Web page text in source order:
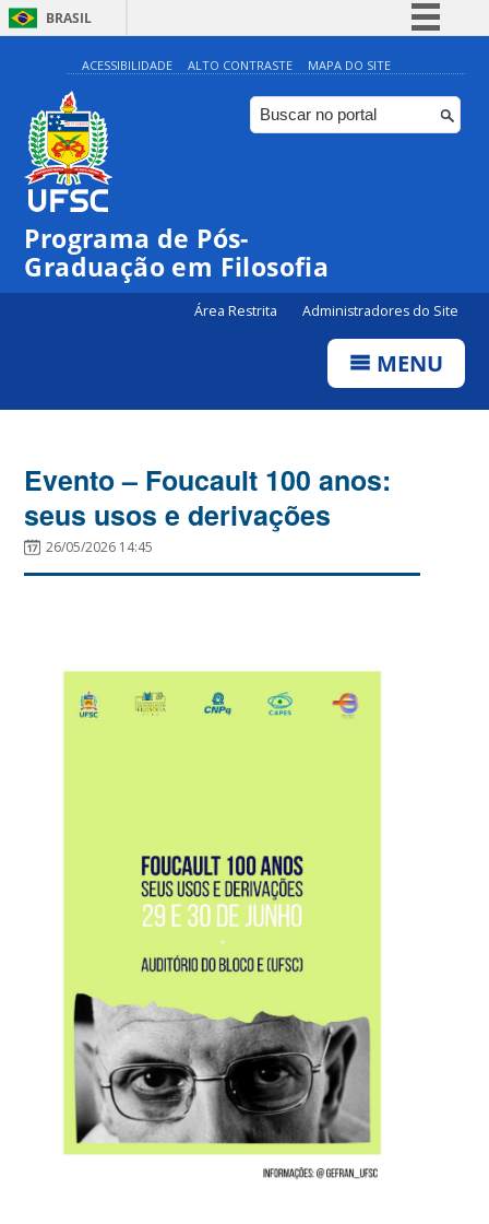
BRASIL
Simplifique!
Comunica BR
Participe
ACESSIBILIDADE ALTO CONTRASTE MAPA DO SITE
Programa de Pós-
Graduação em Filosofia
Área Restrita Administradores do Site
MENU
Evento – Foucault 100 anos:
seus usos e derivações
26/05/2026 14:45